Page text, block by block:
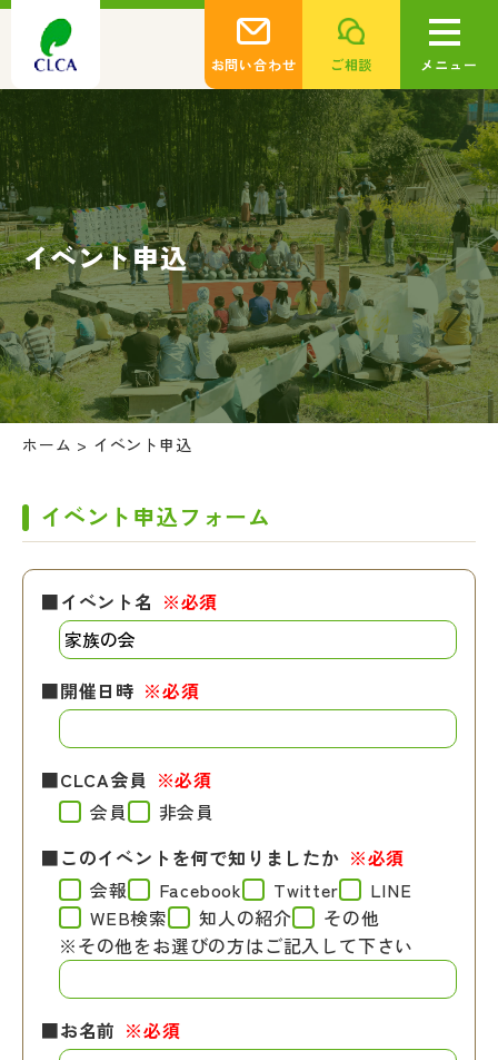
お問い合わせ ご相談 メニュー
イベント申込
ホーム > イベント申込
イベント申込フォーム
■イベント名 ※必須
■開催日時 ※必須
■CLCA会員 ※必須
会員
非会員
■このイベントを何で知りましたか ※必須
会報
Facebook Twitter
LINE
WEB検索
知人の紹介
その他
※その他をお選びの方はご記入して下さい
■お名前 ※必須